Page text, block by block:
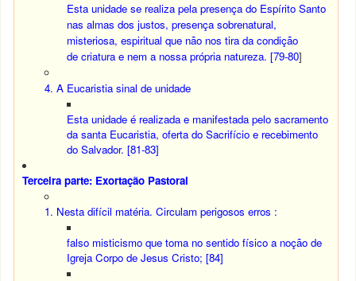
Esta unidade se realiza pela presença do Espírito Santo
nas almas dos justos, presença sobrenatural,
misteriosa, espiritual que não nos tira da condição
de criatura e nem a nossa própria natureza. [79-80]
4. A Eucaristia sinal de unidade
Esta unidade é realizada e manifestada pelo sacramento
da santa Eucaristia, oferta do Sacrifício e recebimento
do Salvador. [81-83]
Terceira parte: Exortação Pastoral
1. Nesta difícil matéria. Circulam perigosos erros :
falso misticismo que toma no sentido físico a noção de
Igreja Corpo de Jesus Cristo; [84]